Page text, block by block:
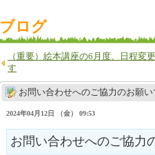
ブログ
（重要）絵本講座の6月度、日程変
す
お問い合わせへのご協力のお願い
2024年04月12日 （金） 09:53
お問い合わせへのご協力